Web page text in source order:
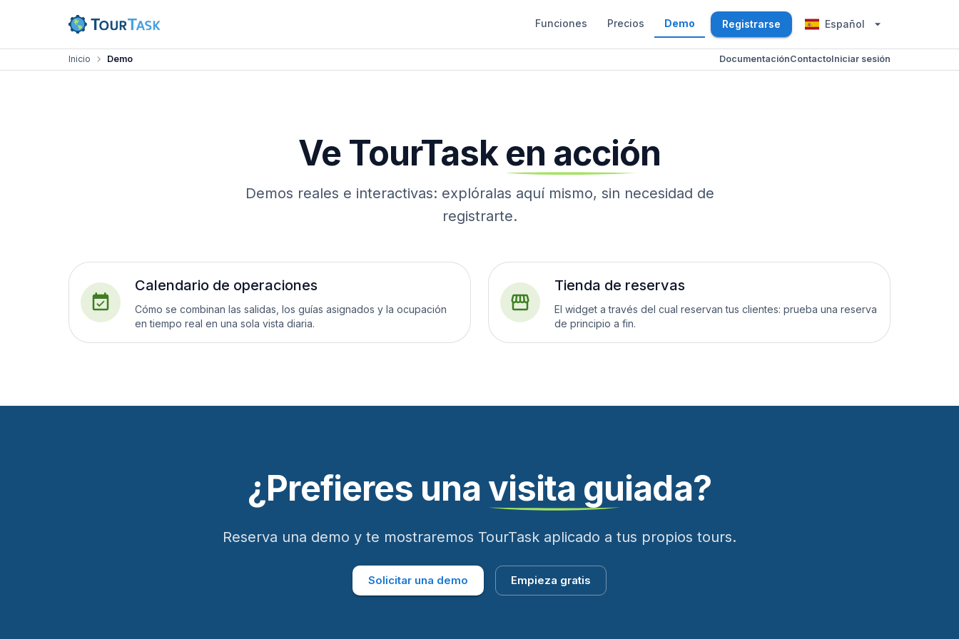
Funciones Precios Demo Registrarse Español
Inicio Demo DocumentaciónContactoIniciar sesión
Ve TourTask en acción
Demos reales e interactivas: explóralas aquí mismo, sin necesidad de
registrarte.
Calendario de operaciones
Cómo se combinan las salidas, los guías asignados y la ocupación
en tiempo real en una sola vista diaria.
Tienda de reservas
El widget a través del cual reservan tus clientes: prueba una reserva
de principio a fin.
¿Prefieres una visita guiada?
Reserva una demo y te mostraremos TourTask aplicado a tus propios tours.
Solicitar una demo Empieza gratis